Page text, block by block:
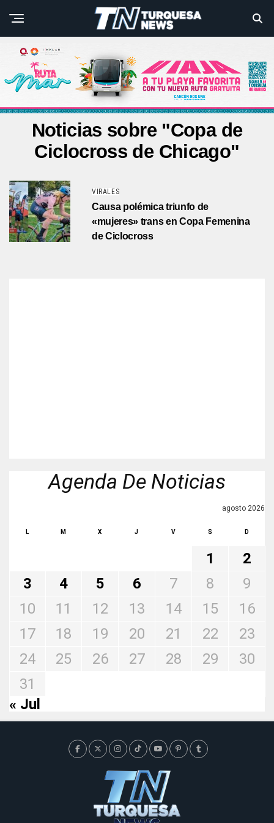
Noticias sobre "Copa de
Ciclocross de Chicago"
VIRALES
Causa polémica triunfo de
«mujeres» trans en Copa Femenina
de Ciclocross
Agenda De Noticias
agosto 2026
L M X J V S D
1
2
3
4 5 6 7 8
9
10
11 12 13 14 15
16
17
18 19 20 21 22
23
24
25 26 27 28 29
30
31
« Jul